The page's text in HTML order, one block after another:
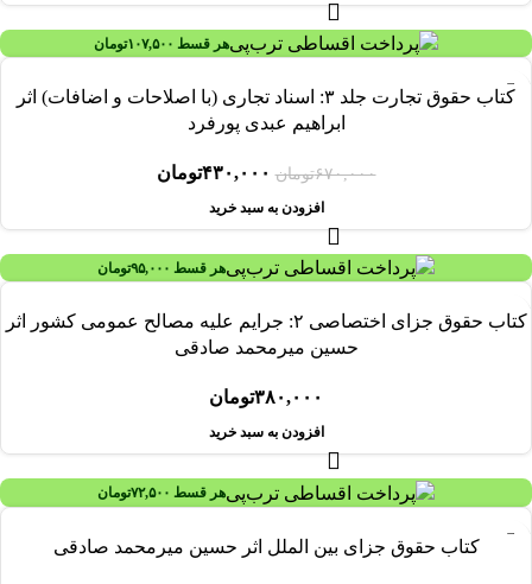
هر قسط ۱۰۷,۵۰۰تومان
کتاب حقوق تجارت جلد ۳: اسناد تجاری (با اصلاحات و اضافات) اثر
ابراهیم عبدی پورفرد
۶۷۰,۰۰۰تومان ۴۳۰,۰۰۰تومان
افزودن به سبد خرید
هر قسط ۹۵,۰۰۰تومان
کتاب حقوق جزای اختصاصی ۲: جرایم علیه مصالح عمومی کشور اثر
حسین میرمحمد صادقی
۳۸۰,۰۰۰تومان
افزودن به سبد خرید
هر قسط ۷۲,۵۰۰تومان
کتاب حقوق جزای بين‌ الملل اثر حسين ميرمحمد صادقی